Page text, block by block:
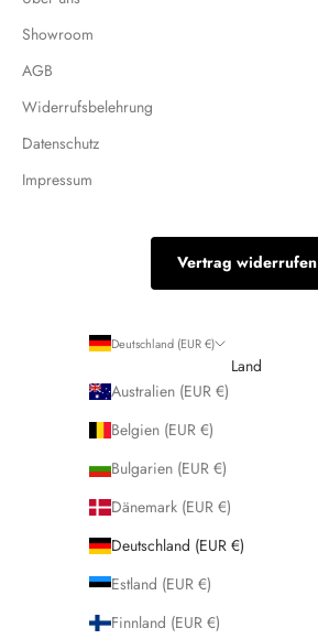
Showroom
AGB
Widerrufsbelehrung
Datenschutz
Impressum
Vertrag widerrufen
Deutschland (EUR €)
Land
Australien (EUR €)
Belgien (EUR €)
Bulgarien (EUR €)
Dänemark (EUR €)
Deutschland (EUR €)
Estland (EUR €)
Finnland (EUR €)